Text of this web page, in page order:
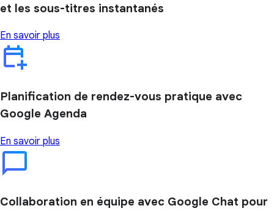
et les sous-titres instantanés
En savoir plus
Planification de rendez-vous pratique avec
Google Agenda
En savoir plus
Collaboration en équipe avec Google Chat pour